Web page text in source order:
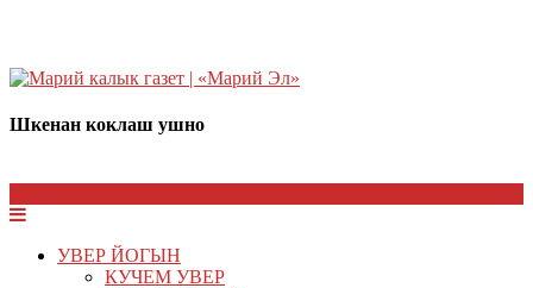
Шкенан коклаш ушно
УВЕР ЙОГЫН
КУЧЕМ УВЕР